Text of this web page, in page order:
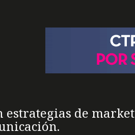
estrategias de